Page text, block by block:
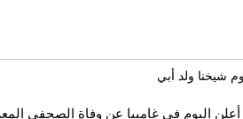
شيخنا ولد أبي
أعلن اليوم فى غامبيا عن وفاة الصحفي